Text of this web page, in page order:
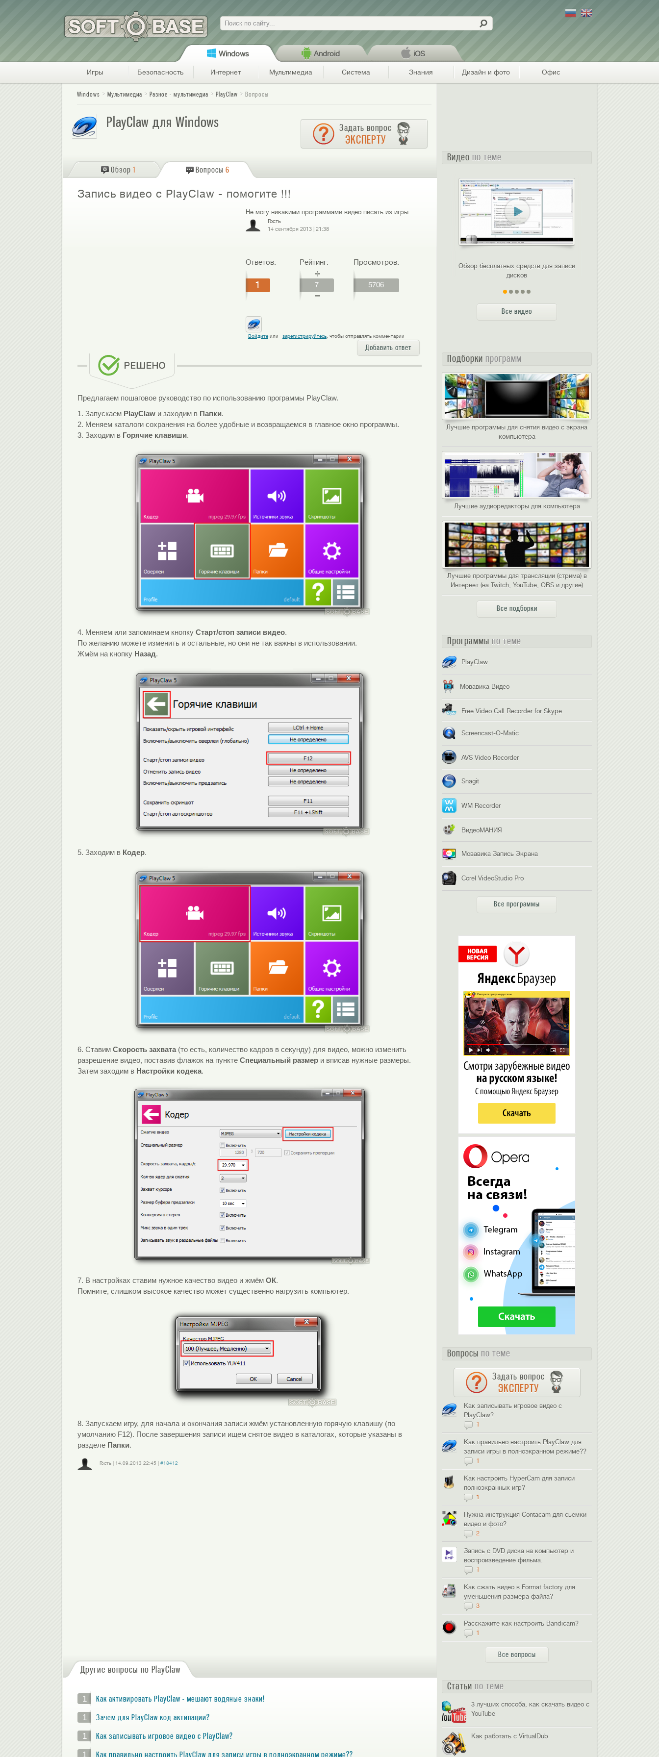
Поиск
Windows Android iOS
Игры Безопасность Интернет Мультимедиа Система Знания Дизайн и фото Офис
Windows Мультимедиа Разное - мультимедиа PlayClaw Вопросы
PlayClaw для Windows Задать вопрос
ЭКСПЕРТУ
Обзор 1 Вопросы 6
Запись видео с PlayClaw - помогите !!!
Не могу никакими программами видео писать из игры.
Гость
14 сентября 2013| 21:38
Ответов:
1
Рейтинг:
7
Просмотров:
5706
Войдитеили зарегистрируйтесь, чтобы отправлять комментарии
Добавить ответ
Предлагаем пошаговое руководство по использованию программы PlayClaw.
1. Запускаем PlayClawи заходим в Папки.
2. Меняем каталоги сохранения на более удобные и возвращаемся в главное окно программы.
3. Заходим в Горячие клавиши.
4. Меняем или запоминаем кнопку Старт/стоп записи видео.
По желанию можете изменить и остальные, но они не так важны в использовании.
Жмём на кнопку Назад.
5. Заходим в Кодер.
6. Ставим Скорость захвата(то есть, количество кадров в секунду) для видео, можно изменить
разрешение видео, поставив флажок на пункте Специальный размери вписав нужные размеры.
Затем заходим в Настройки кодека.
7. В настройках ставим нужное качество видео и жмём ОК.
Помните, слишком высокое качество может существенно нагрузить компьютер.
8. Запускаем игру, для начала и окончания записи жмём установленную горячую клавишу (по
умолчанию F12). После завершения записи ищем снятое видео в каталогах, которые указаны в
разделе Папки.
Гость| 14.09.2013 22:45
#18412
Другие вопросы по PlayClaw
1
Как активировать PlayClaw - мешают водяные знаки!
1
Зачем для PlayClaw код активации?
1
Как записывать игровое видео с PlayClaw?
1
Как правильно настроить PlayClaw для записи игры в полноэкранном режиме??
Видео по теме
Обзор бесплатных средств для записи
дисков
Все видео
Подборки программ
Лучшие программы для снятия видео с экрана
компьютера
Лучшие аудиоредакторы для компьютера
Лучшие программы для трансляции (стрима) в
Интернет (на Twitch, YouTube, OBS и другие)
Все подборки
Программы по теме
PlayClaw
Мовавика Видео
Free Video Call Recorder for Skype
Screencast-O-Matic
AVS Video Recorder
Snagit
WM Recorder
ВидеоМАНИЯ
Мовавика Запись Экрана
Corel VideoStudio Pro
Все программы
Вопросы по теме
Задать вопрос
ЭКСПЕРТУ
Как записывать игровое видео с
PlayClaw?
1
Как правильно настроить PlayClaw для
записи игры в полноэкранном режиме??
1
Как настроить HyperCam для записи
полноэкранных игр?
1
Нужна инструкция Contacam для сьемки
видео и фото?
2
Запись с DVD диска на компьютер и
воспроизведение фильма.
1
Как сжать видео в Format factory для
уменьшения размера файла?
3
Расскажите как настроить Bandicam?
1
Все вопросы
Статьи по теме
3 лучших способа, как скачать видео с
YouTube
Как работать с VirtualDub